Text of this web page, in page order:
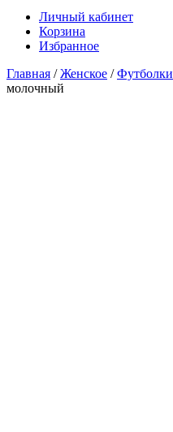
Личный кабинет
Корзина
Избранное
Главная /Женское /Футболки
молочный